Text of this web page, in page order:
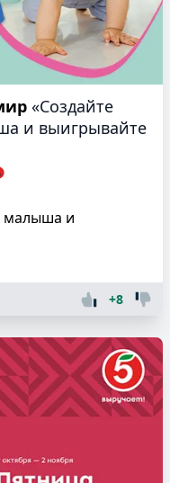
«Создайте
и выигрывайте
малыша и
+8